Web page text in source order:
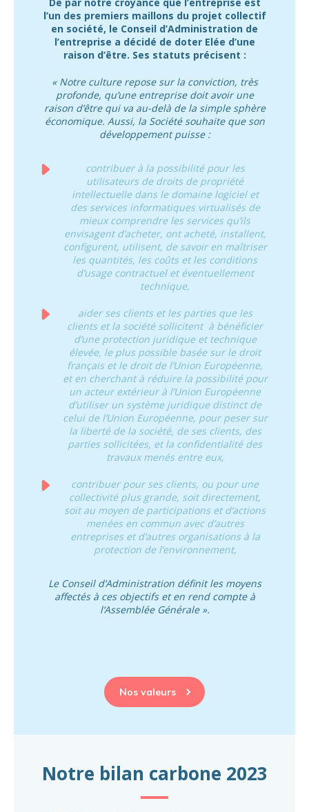
l’un des premiers maillons du projet collectif
en société, le Conseil d’Administration de
l’entreprise a décidé de doter Elée d’une
raison d’être. Ses statuts précisent :
« Notre culture repose sur la conviction, très
profonde, qu’une entreprise doit avoir une
raison d’être qui va au-delà de la simple sphère
économique. Aussi, la Société souhaite que son
développement puisse :
contribuer à la possibilité pour les
utilisateurs de droits de propriété
intellectuelle dans le domaine logiciel et
des services informatiques virtualisés de
mieux comprendre les services qu’ils
envisagent d’acheter, ont acheté, installent,
configurent, utilisent, de savoir en maîtriser
les quantités, les coûts et les conditions
d’usage contractuel et éventuellement
technique,
aider ses clients et les parties que les
clients et la société sollicitent à bénéficier
d’une protection juridique et technique
élevée, le plus possible basée sur le droit
français et le droit de l’Union Européenne,
et en cherchant à réduire la possibilité pour
un acteur extérieur à l’Union Européenne
d’utiliser un système juridique distinct de
celui de l’Union Européenne, pour peser sur
la liberté de la société, de ses clients, des
parties sollicitées, et la confidentialité des
travaux menés entre eux,
contribuer pour ses clients, ou pour une
collectivité plus grande, soit directement,
soit au moyen de participations et d’actions
menées en commun avec d’autres
entreprises et d’autres organisations à la
protection de l’environnement,
Le Conseil d’Administration définit les moyens
affectés à ces objectifs et en rend compte à
l’Assemblée Générale ».
Nos valeurs
Notre bilan carbone 2023